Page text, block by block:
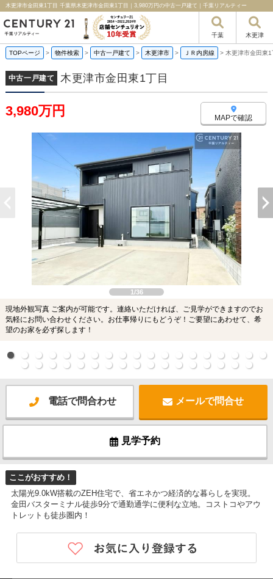
木更津市金田東1丁目 千葉県木更津市金田東1丁目｜3,980万円の中古一戸建て｜千葉リアルティー
千葉 木更津
TOPページ > 物件検索 > 中古一戸建て > 木更津市 > ＪＲ内房線 > 木更津市金田東1
中古一戸建て 木更津市金田東1丁目
3,980万円 MAPで確認
1/36
現地外観写真 ご案内が可能です。連絡いただければ、ご見学ができますのでお
気軽にお問い合わせください。お仕事帰りにもどうぞ！ご要望にあわせて、希
望のお家を必ず探します！
電話で問合わせ メールで問合せ
見学予約
ここがおすすめ！
太陽光9.0kW搭載のZEH住宅で、省エネかつ経済的な暮らしを実現。
金田バスターミナル徒歩9分で通勤通学に便利な立地。コストコやアウ
トレットも徒歩圏内！